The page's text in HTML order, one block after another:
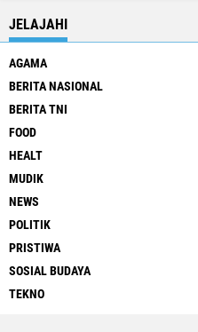
JELAJAHI
AGAMA
BERITA NASIONAL
BERITA TNI
FOOD
HEALT
MUDIK
NEWS
POLITIK
PRISTIWA
SOSIAL BUDAYA
TEKNO